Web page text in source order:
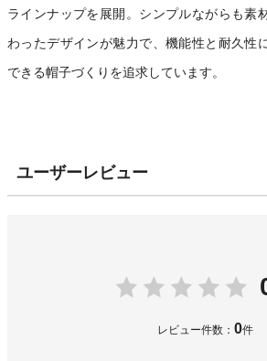
ラインナップを展開。シンプルながらも素
わったデザインが魅力で、機能性と耐久性
できる帽子づくりを追求しています。
ユーザーレビュー
レビュー件数： 0件